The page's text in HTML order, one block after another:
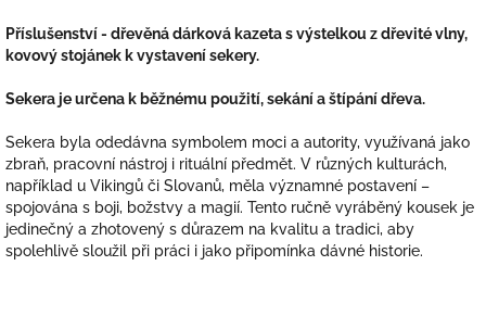
Příslušenství - dřevěná dárková kazeta s výstelkou z dřevité vlny,
kovový stojánek k vystavení sekery.
Sekera je určena k běžnému použití, sekání a štípání dřeva.
Sekera byla odedávna symbolem moci a autority, využívaná jako
zbraň, pracovní nástroj i rituální předmět. V různých kulturách,
například u Vikingů či Slovanů, měla významné postavení –
spojována s boji, božstvy a magií. Tento ručně vyráběný kousek je
jedinečný a zhotovený s důrazem na kvalitu a tradici, aby
spolehlivě sloužil při práci i jako připomínka dávné historie.